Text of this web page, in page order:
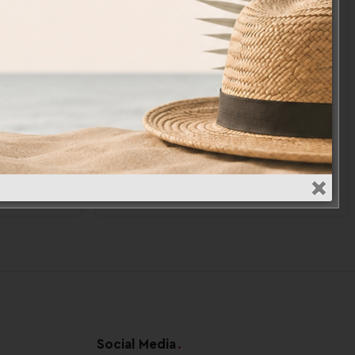
Ποδιά Βάπτισης Γοργόνα
APR2010-3
29,90€ 18,90€
Social Media .